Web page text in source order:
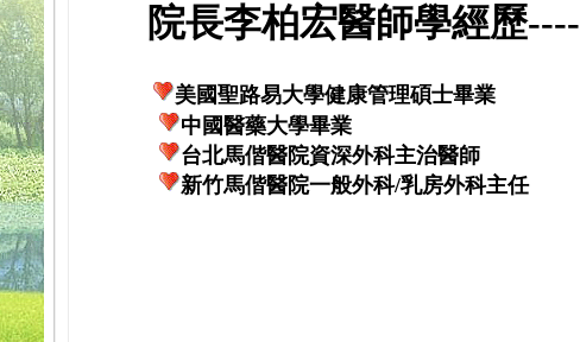
院長李柏宏醫師學經歷----
美國聖路易大學健康管理碩士畢業
中國醫藥大學畢業
台北馬偕醫院資深外科主治醫師
新竹馬偕醫院一般外科/乳房外科主任